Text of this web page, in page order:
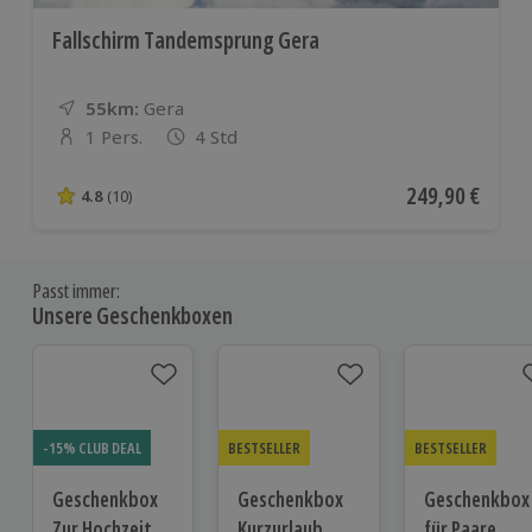
Fallschirm Tandemsprung Gera
55km: Entfernung
Standort
Gera
Anzahl der Teilnehmer
1 Pers. 4 Std
4.8 von 5 Sternen basierend auf 10 Bewertungen
4.8 (10) Aktueller Preis
249,90 €
Passt immer:
Unsere Geschenkboxen
-15% CLUB DEAL
Geschenkbox
BESTSELLER
Geschenkbox
BESTSELLER
Geschenkbox